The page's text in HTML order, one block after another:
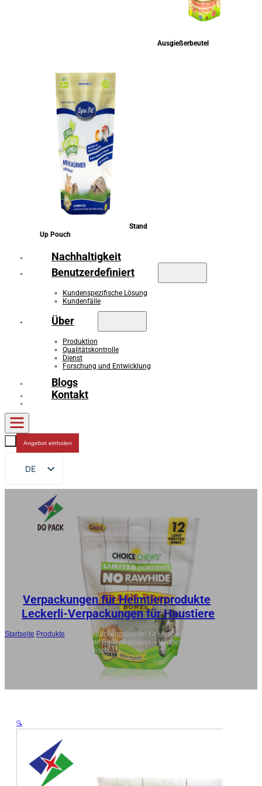
Ausgießerbeutel
Stand
Up Pouch
Nachhaltigkeit
Benutzerdefiniert
Kundenspezifische Lösung
Kundenfälle
Über
Produktion
Qualitätskontrolle
Dienst
Forschung und Entwicklung
Blogs
Kontakt
Angebot einholen
DE
EN
Verpackungen für Heimtierprodukte
Leckerli-Verpackungen für Haustiere
Startseite Produkte
OEM-Verpackungsbeutel für Hundesnacks –
Großhandel – Standbeutel mit Reißverschluss – Wiederverschließbare
Verpackungen für Trockenfleisch
🔍